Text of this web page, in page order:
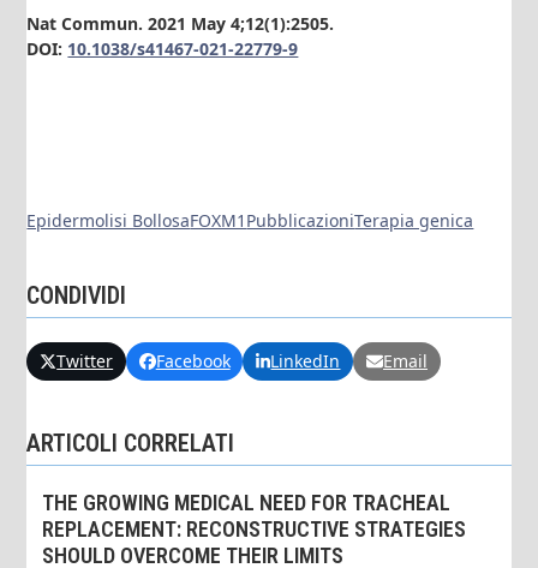
Nat Commun. 2021 May 4;12(1):2505.
DOI: 10.1038/s41467-021-22779-9
Epidermolisi BollosaFOXM1 PubblicazioniTerapia genica
CONDIVIDI
Twitter Facebook LinkedIn Email
ARTICOLI CORRELATI
THE GROWING MEDICAL NEED FOR TRACHEAL
REPLACEMENT: RECONSTRUCTIVE STRATEGIES
SHOULD OVERCOME THEIR LIMITS